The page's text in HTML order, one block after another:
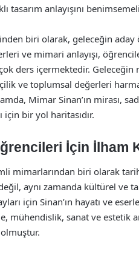
anlayışını
biri olarak, geleceğin aday
ve mimari anlayışı,
ders içermektedir. Geleceğin
ve toplumsal değerleri
Mimar Sinan’ın mirası,
bir yol haritasıdır.
İçin İlham
mimarlarından biri olarak
aynı zamanda kültürel ve
için Sinan’ın hayatı ve
mühendislik, sanat ve estetik